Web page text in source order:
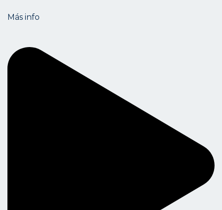
Más info